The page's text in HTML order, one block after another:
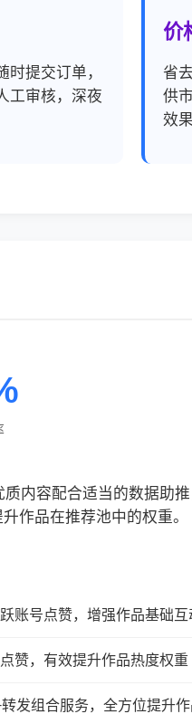
提交订单，
工审核，深夜
价
省
供
效果
内容配合适当的数据助
作品在推荐池中的权重。
账号点赞，增强作品基础互
赞，有效提升作品热度权重
发组合服务，全方位提升